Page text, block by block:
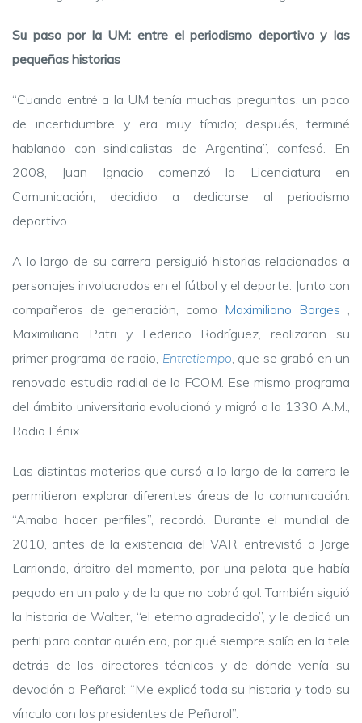
Su paso por la UM: entre el periodismo deportivo y las
pequeñas historias
“Cuando entré a la UM tenía muchas preguntas, un poco
de incertidumbre y era muy tímido; después, terminé
hablando con sindicalistas de Argentina”, confesó. En
2008, Juan Ignacio comenzó la Licenciatura en
Comunicación, decidido a dedicarse al periodismo
deportivo.
A lo largo de su carrera persiguió historias relacionadas a
personajes involucrados en el fútbol y el deporte. Junto con
compañeros de generación, como Maximiliano Borges ,
Maximiliano Patri y Federico Rodríguez, realizaron su
primer programa de radio, Entretiempo, que se grabó en un
renovado estudio radial de la FCOM. Ese mismo programa
del ámbito universitario evolucionó y migró a la 1330 A.M.,
Radio Fénix.
Las distintas materias que cursó a lo largo de la carrera le
permitieron explorar diferentes áreas de la comunicación.
“Amaba hacer perfiles”, recordó. Durante el mundial de
2010, antes de la existencia del VAR, entrevistó a Jorge
Larrionda, árbitro del momento, por una pelota que había
pegado en un palo y de la que no cobró gol. También siguió
la historia de Walter, “el eterno agradecido”, y le dedicó un
perfil para contar quién era, por qué siempre salía en la tele
detrás de los directores técnicos y de dónde venía su
devoción a Peñarol: “Me explicó toda su historia y todo su
vínculo con los presidentes de Peñarol”.